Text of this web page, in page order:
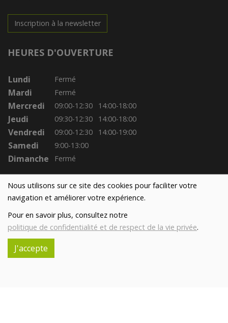
Nous utilisons sur ce site des cookies pour faciliter votre
navigation et améliorer votre expérience.
Pour en savoir plus, consultez notre
politique de confidentialité et de respect de la vie privée.
J'accepte
Inscription à la newsletter
HEURES D'OUVERTURE
Lundi Fermé
Mardi Fermé
Mercredi 09:00-12:30 14:00-18:00
Jeudi 09:30-12:30 14:00-18:00
Vendredi 09:00-12:30 14:00-19:00
Samedi 9:00-13:00
Dimanche Fermé